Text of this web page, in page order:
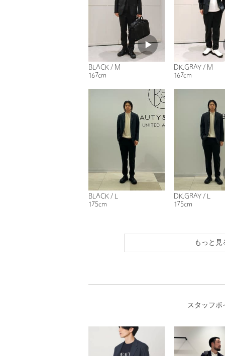
BLACK / M
167cm
DK.GRAY / M
167cm
BLACK / L
175cm
DK.GRAY / L
175cm
もっと見
スタッフボ